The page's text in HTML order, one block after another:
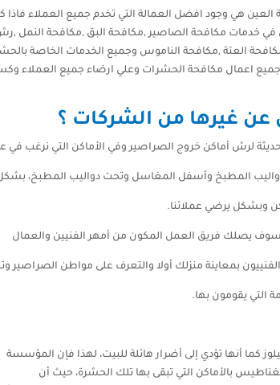
هي وجود افضل العمالة التي تخدم جميع العملاء فاذا
في خدمات مكافحة الصاصير ,مكافحة البق ,مكافحة النمل
العتة ,مكافحة الناموس وجميع الخدمات الخاصة
جميع اعمال مكافحة الحشرات وعلي ارضاء جميع العملاء
عن غيرها من الشركات ؟
لرش أماكن خروج الصراصير وفي الأماكن التي نرغب في
دواليب المطبخ وأسفل المغاسل وتحت دواليب المطبخ،
وبشكل يرضي عملائنا.
سوف يصلك فريق العمل المكون من أمهر الفنيين والعمال
بمعاينة منزلك أولا والتعرف على مواطن الصراصير
التي يقومون بها.
كما أنها تؤدي إلى أضرار هائلة للبيت، لهذا فإن المؤسسة
بالأماكن التي تبقى بها تلك الحشرة، حيث أن